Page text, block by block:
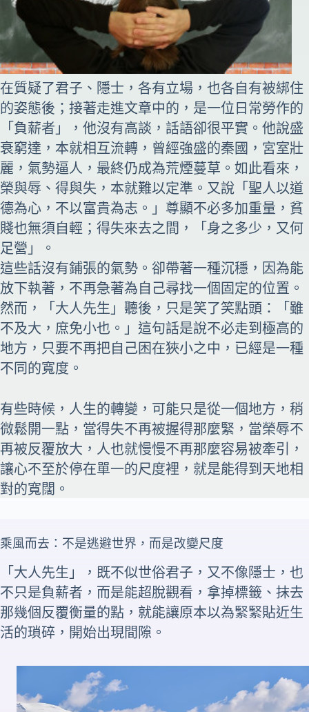
在質疑了君子、隱士，各有立場，也各自有被綁住
的姿態後；接著走進文章中的，是一位日常勞作的
「負薪者」，他沒有高談，話語卻很平實。他說盛
衰窮達，本就相互流轉，曾經強盛的秦國，宮室壯
麗，氣勢逼人，最終仍成為荒煙蔓草。如此看來，
榮與辱、得與失，本就難以定準。又說「聖人以道
德為心，不以富貴為志。」尊顯不必多加重量，貧
賤也無須自輕；得失來去之間，「身之多少，又何
足營」。
這些話沒有鋪張的氣勢。卻帶著一種沉穩，因為能
放下執著，不再急著為自己尋找一個固定的位置。
然而，「大人先生」聽後，只是笑了笑點頭：「雖
不及大，庶免小也。」這句話是說不必走到極高的
地方，只要不再把自己困在狹小之中，已經是一種
不同的寬度。
有些時候，人生的轉變，可能只是從一個地方，稍
微鬆開一點，當得失不再被握得那麼緊，當榮辱不
再被反覆放大，人也就慢慢不再那麼容易被牽引，
讓心不至於停在單一的尺度裡，就是能得到天地相
對的寬闊。
乘風而去：不是逃避世界，而是改變尺度
「大人先生」，既不似世俗君子，又不像隱士，也
不只是負薪者，而是能超脫觀看，拿掉標籤、抹去
那幾個反覆衡量的點，就能讓原本以為緊緊貼近生
活的瑣碎，開始出現間隙。